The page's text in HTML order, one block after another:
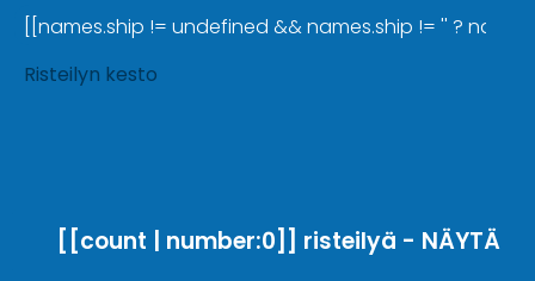
[[names.ship != undefined && names.ship != '' ?
Risteilyn kesto